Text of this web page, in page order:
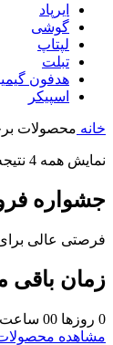
ایرپاد
گوشی
لپتاپ
تبلت
هدفون
اسپیکر
خانه محصولات
نمایش همه 4 نتیجه
جشواره
فرصتی عالی
زمان باقی
0 روزها 00 ساعت
مشاهده